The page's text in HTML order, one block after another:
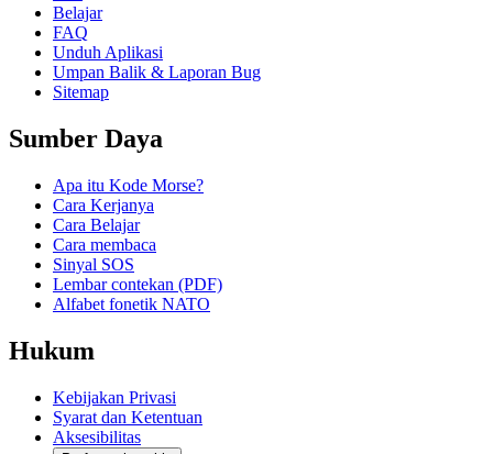
Belajar
FAQ
Unduh Aplikasi
Umpan Balik & Laporan Bug
Sitemap
Sumber Daya
Apa itu Kode Morse?
Cara Kerjanya
Cara Belajar
Cara membaca
Sinyal SOS
Lembar contekan (PDF)
Alfabet fonetik NATO
Hukum
Kebijakan Privasi
Syarat dan Ketentuan
Aksesibilitas